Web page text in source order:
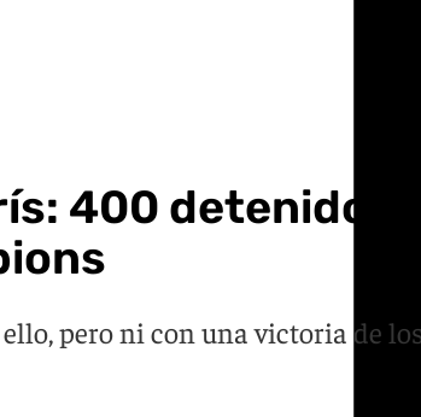
400 detenidos
pero ni con una victoria de